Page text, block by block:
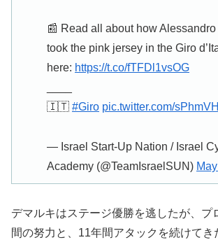
📰 Read all about how
took the pink jersey in the Giro
here: https://t.co/fTFDl1vsOG
🇮🇹 #Giro pic.twitter.com/
— Israel Start-Up Nation / Israel
Academy (@TeamIsraelSUN)
デマルキはステージ優勝を逃したが、プ
間の努力と、11年間アタックを続けてき